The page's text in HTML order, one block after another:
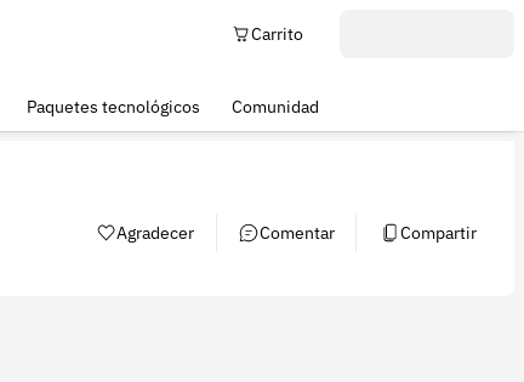
Carrito
Paquetes tecnológicos Comunidad
Agradecer Comentar Compartir